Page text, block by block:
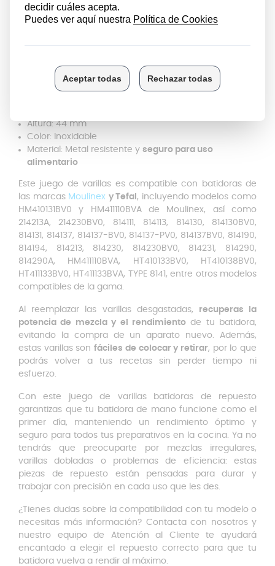
eficacia tras pocas recetas. Con estas varillas, cada
mezcla, batido o masa quedará perfecta, sin esfuerzo
Características
Se incluyen 2 varillas batidoras
Altura: 44 mm
Color: Inoxidable
Material: Metal resistente y seguro para uso
alimentario
Este juego de varillas es compatible con batidoras de
las marcas Moulinex y Tefal, incluyendo modelos como
HM410131BV0 y HM411110BVA de Moulinex, así como
214213A, 214230BV0, 814111, 814113, 814130, 814130BV0,
814131, 814137, 814137-BV0, 814137-PV0, 814137BV0, 814190,
814194, 814213, 814230, 814230BV0, 814231, 814290,
814290A, HM411110BVA, HT410133BV0, HT410138BV0,
HT411133BV0, HT411133BVA, TYPE 8141, entre otros modelos
compatibles de la gama.
Al reemplazar las varillas desgastadas, recuperas la
potencia de mezcla y el rendimientode tu batidora,
evitando la compra de un aparato nuevo. Además,
estas varillas sonfáciles de colocar y retirar, por lo que
podrás volver a tus recetas sin perder tiempo ni
esfuerzo.
Con este juego de varillas batidoras de repuesto
garantizas que tu batidora de mano funcione como el
primer día, manteniendo un rendimiento óptimo y
seguro para todos tus preparativos en la cocina. Ya no
tendrás que preocuparte por mezclas irregulares,
varillas dobladas o problemas de eficiencia: estas
piezas de repuesto están pensadas para durar y
trabajar con precisión en cada uso que les des.
¿Tienes dudas sobre la compatibilidad con tu modelo o
necesitas más información? Contacta con nosotros y
nuestro equipo de Atención al Cliente te ayudará
encantado a elegir el repuesto correcto para que tu
batidora vuelva a rendir al máximo.